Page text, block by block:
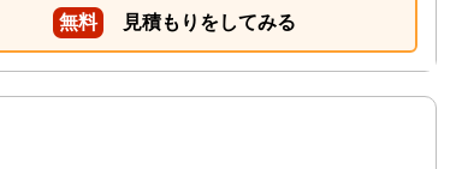
無料 見積もりをしてみる